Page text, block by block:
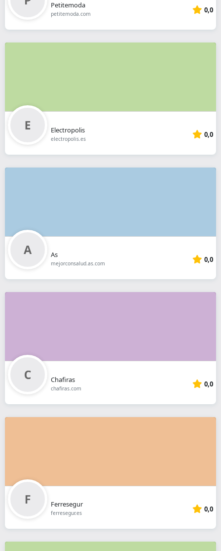
Petitemoda
petitemoda.com 0,0
Electropolis
electropolis.es 0,0
As
mejorconsalud.as.com 0,0
Chafiras
chafiras.com 0,0
Ferresegur
ferresegur.es 0,0